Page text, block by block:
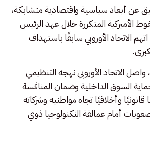
عن أبعاد سياسية واقتصادية متشابكة،
الأميركية المتكررة خلال عهد الرئيس
الاتحاد الأوروبي سابقًا باستهداف
الاتحاد الأوروبي نهجه التنظيمي
السوق الداخلية وضمان المنافسة
قانونيًا وأخلاقيًا تجاه مواطنيه وشركاته
صعوبات أمام عمالقة التكنولوجيا ذوي